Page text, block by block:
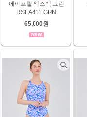
에이프릴 엑스백 그린
RSLA411 GRN
65,000원